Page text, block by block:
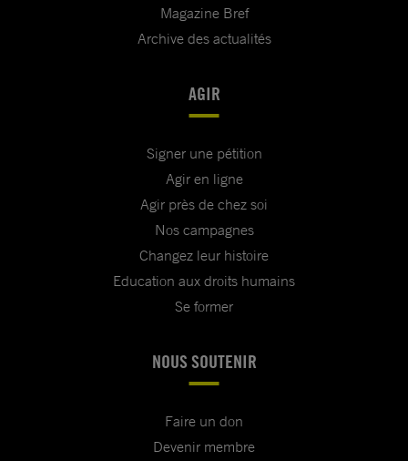
Magazine Bref
Archive des actualités
AGIR
Signer une pétition
Agir en ligne
Agir près de chez soi
Nos campagnes
Changez leur histoire
Education aux droits humains
Se former
NOUS SOUTENIR
Faire un don
Devenir membre